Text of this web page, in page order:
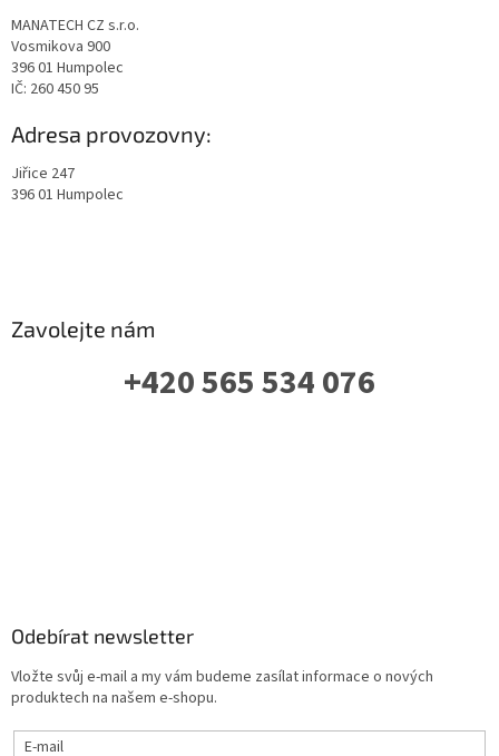
MANATECH CZ s.r.o.
Vosmikova 900
396 01 Humpolec
IČ: 260 450 95
Adresa provozovny:
Jiřice 247
396 01 Humpolec
Zavolejte nám
+420 565 534 076
Odebírat newsletter
Vložte svůj e-mail a my vám budeme zasílat informace o nových
produktech na našem e-shopu.
E-mail